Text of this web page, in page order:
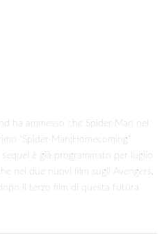
ha ammesso che Spider-Man nel
“Spider-Man:Homecoming”
è già programmato per luglio
nei due nuovi film sugli Avengers.
il terzo film di questa futura